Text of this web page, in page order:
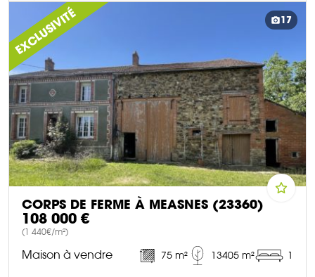
DÉCOUVRIR CE BIEN
EXCLUSIVITÉ 17
CORPS DE FERME À MEASNES (23360)
108 000 €
(1 440€/m²)
Maison à vendre 75 m² 13405 m² 1